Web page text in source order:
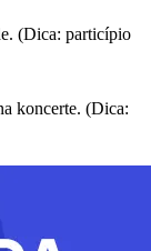
(Dica: particípio
koncerte. (Dica: